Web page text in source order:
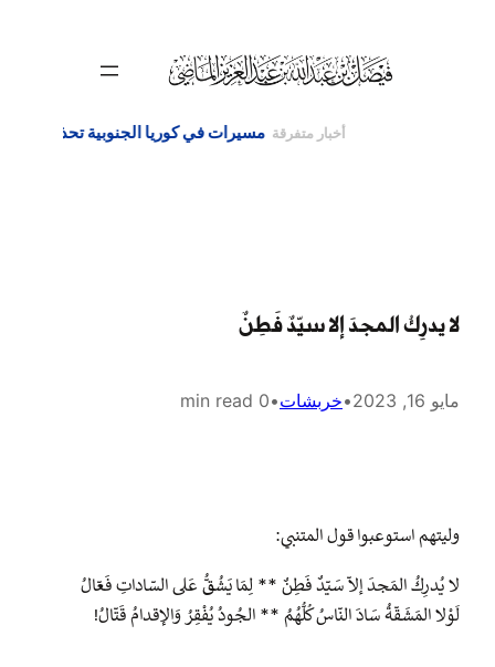
لا يدرِكُ المجدَ إلا سيّدٌ فَطِنٌ
مايو 16, 2023 •خربشات•
0 min read
وليتهم استوعبوا قول المتنبي:
لا يُدرِكُ المَجدَ إلاّ سَيّدٌ فَطِنٌ ** لِمَا يَشُقُّ عَلى السّاداتِ فَعّالُ
لَوْلا المَشَقّةُ سَادَ النّاسُ كُلُّهُمُ ** الجُودُ يُفْقِرُ وَالإقدامُ قَتّالُ!